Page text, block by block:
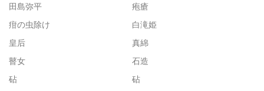
田島弥平
疱瘡
疳の虫除け
白滝姫
皇后
真綿
瞽女
石造
砧
砧